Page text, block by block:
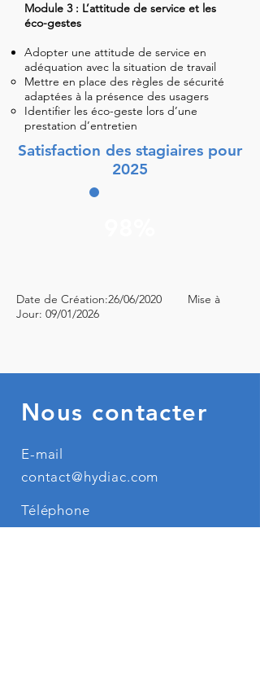
Module 3 : L’attitude de service et les
éco-gestes
Adopter une attitude de service en
adéquation avec la situation de travail
Mettre en place des règles de sécurité
adaptées à la présence des usagers
Identifier les éco-geste lors d’une
prestation d’entretien
Satisfaction des stagiaires pour
2025
Date de Création:26/06/2020 Mise à
Jour: 09/01/2026
Nous contacter
E-mail
contact@hydiac.com
Téléphone